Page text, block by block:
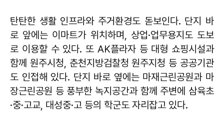
탄탄한 생활 인프라와 주거환경도 돋보인다. 단지 바
로 앞에는 이마트가 위치하며, 상업·업무용지도 도보
로 이용할 수 있다. 또 AK플라자 등 대형 쇼핑시설과
함께 원주시청, 춘천지방검찰청 원주지청 등 공공기관
도 인접해 있다. 단지 바로 옆에는 마재근린공원과 마
장근린공원 등 풍부한 녹지공간과 함께 주변에 삼육초
·중·고교, 대성중·고 등의 학군도 자리잡고 있다.